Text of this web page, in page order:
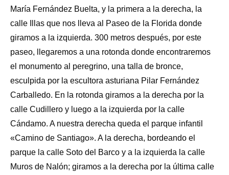
María Fernández Buelta, y la primera a la derecha, la
calle Illas que nos lleva al Paseo de la Florida donde
giramos a la izquierda. 300 metros después, por este
paseo, llegaremos a una rotonda donde encontraremos
el monumento al peregrino, una talla de bronce,
esculpida por la escultora asturiana Pilar Fernández
Carballedo. En la rotonda giramos a la derecha por la
calle Cudillero y luego a la izquierda por la calle
Cándamo. A nuestra derecha queda el parque infantil
«Camino de Santiago». A la derecha, bordeando el
parque la calle Soto del Barco y a la izquierda la calle
Muros de Nalón; giramos a la derecha por la última calle